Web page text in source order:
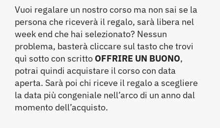
Vuoi regalare un nostro corso ma non sai se la
persona che riceverà il regalo, sarà libera nel
week end che hai selezionato? Nessun
problema, basterà cliccare sul tasto che trovi
quì sotto con scritto OFFRIRE UN BUONO,
potrai quindi acquistare il corso con data
aperta. Sarà poi chi riceve il regalo a scegliere
la data più congeniale nell’arco di un anno dal
momento dell’acquisto.